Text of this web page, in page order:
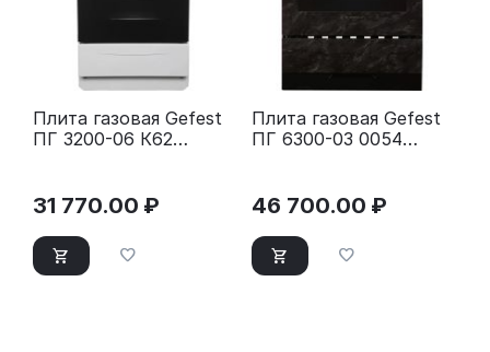
Плита газовая Gefest
ПГ 3200-06 К62
31 770.00 ₽
Плита газовая Gefest
ПГ 6300-03 0054
46 700.00 ₽